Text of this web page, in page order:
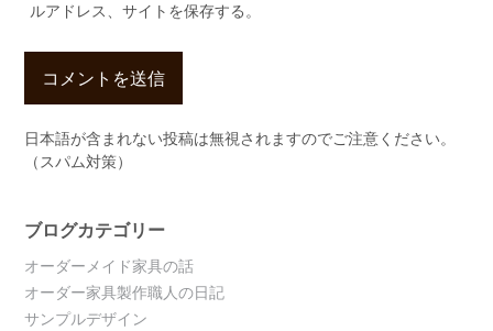
ルアドレス、サイトを保存する。
日本語が含まれない投稿は無視されますのでご注意ください。
（スパム対策）
ブログカテゴリー
オーダーメイド家具の話
オーダー家具製作職人の日記
サンプルデザイン